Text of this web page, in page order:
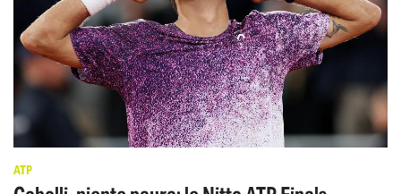
ATP